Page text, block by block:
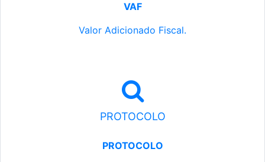
VAF
Valor Adicionado Fiscal.
PROTOCOLO
PROTOCOLO